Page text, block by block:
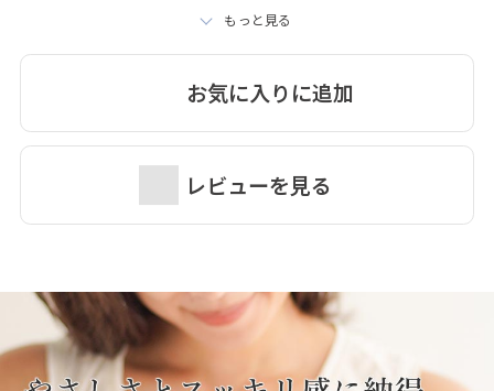
お気に入りに追加
レビューを見る
来レシチンで乳化させて汚れを落とすため、流す際にヌル
つかず洗いあがりはしっとり。
もっと見る